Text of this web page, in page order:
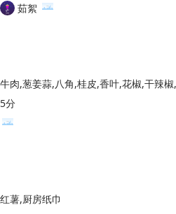
茹絮
牛肉,葱姜蒜,八角,桂皮,香叶,花椒,干辣
5分
红薯,厨房纸巾